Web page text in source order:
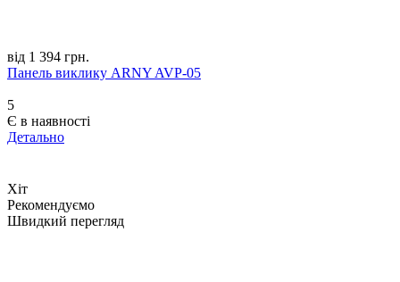
від 1 394 грн.
Панель виклику ARNY AVP-05
5
Є в наявності
Детально
Хіт
Рекомендуємо
Швидкий перегляд